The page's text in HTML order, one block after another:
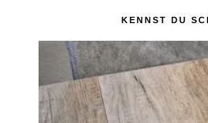
KENNST DU